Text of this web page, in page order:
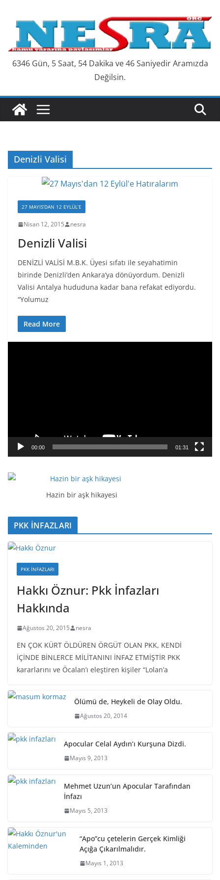
content
6346 Gün, 5 Saat, 54 Dakika ve 46 Saniyedir Aramızda
Değilsin.
Denizli Valisi
27 MAYIS’DAN 12 EYLÜL’E
Nisan 12, 2015 nesra
Denizli Valisi
DENİZLİ VALİSİ M.B.K. Üyesi sıfatı ile seyahatimin
birinde Denizli’den Ankara’ya dönüyordum. Denizli
Valisi Antalya hududuna kadar bana refakat ediyordu.
“Yolumuz
Read More
t
ı
c
00:00 01:31
Hazin bir aşk hikayesi
PKK İNFAZLARI
PKK İNFAZLARI
Hakkı Öznur: Pkk İnfazları
Hakkında
Ağustos 20, 2015 nesra
EN ÇOK KÜRT ÖLDÜREN ÖRGÜT OLAN PKK, KENDİ
İÇİNDE BİNLERCE MİLİTANINI İNFAZ ETMİŞTİR PKK
kararlarını ve Öcalan’ı eleştiren kişiler “Lolan’a
Ölümü de, Heykeli de Olay Oldu.
Ağustos 20, 2014
Apocular Celal Aydın’ı Kurşuna Dizdi.
Mayıs 9, 2013
Mehmet Uzun’un Apocular Tarafından
İnfazı
Mayıs 5, 2013
“Apo”cu çetelerin Gerçek Kimliği
Açığa Çıkarılmalıdır.
Mayıs 1, 2013